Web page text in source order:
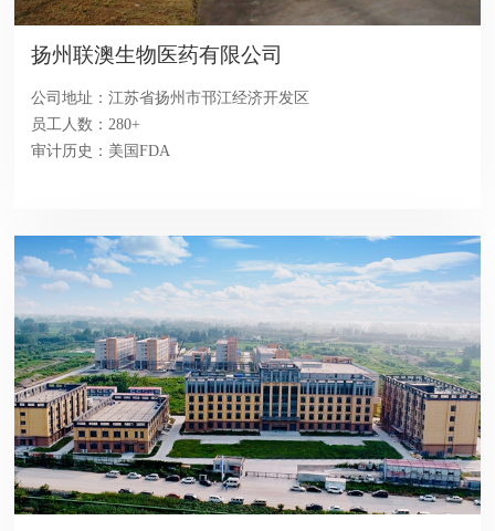
扬州联澳生物医药有限公司
公司地址：江苏省扬州市邗江经济开发区
员工人数：280+
审计历史：美国FDA